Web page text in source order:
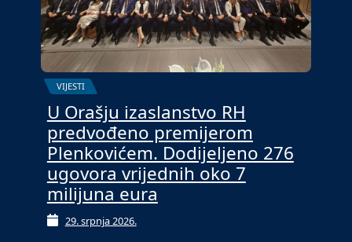
VIJESTI
U Orašju izaslanstvo RH
predvođeno premijerom
Plenkovićem. Dodijeljeno 276
ugovora vrijednih oko 7
milijuna eura
29. srpnja 2026.